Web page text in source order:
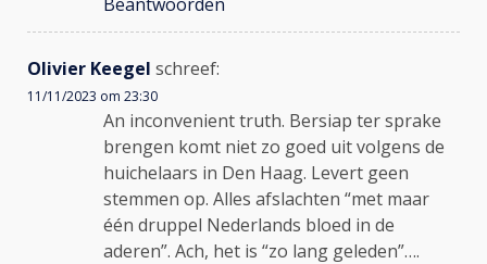
Olivier Keegel schreef:
11/11/2023 om 23:30
An inconvenient truth. Bersiap ter sprake
brengen komt niet zo goed uit volgens de
huichelaars in Den Haag. Levert geen
stemmen op. Alles afslachten “met maar
één druppel Nederlands bloed in de
aderen”. Ach, het is “zo lang geleden”….